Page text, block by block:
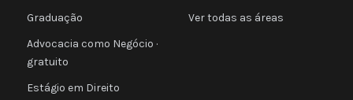
Graduação
Advocacia como Negócio ·
gratuito
Estágio em Direito
Ver todas as áreas